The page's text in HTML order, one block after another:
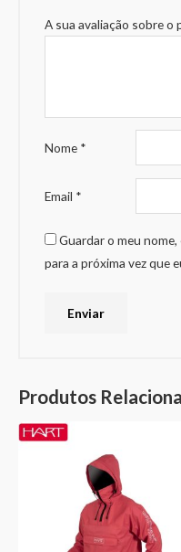
A sua avaliação sobre o
Nome *
Email *
Guardar o meu
para a próxima vez que
Produtos